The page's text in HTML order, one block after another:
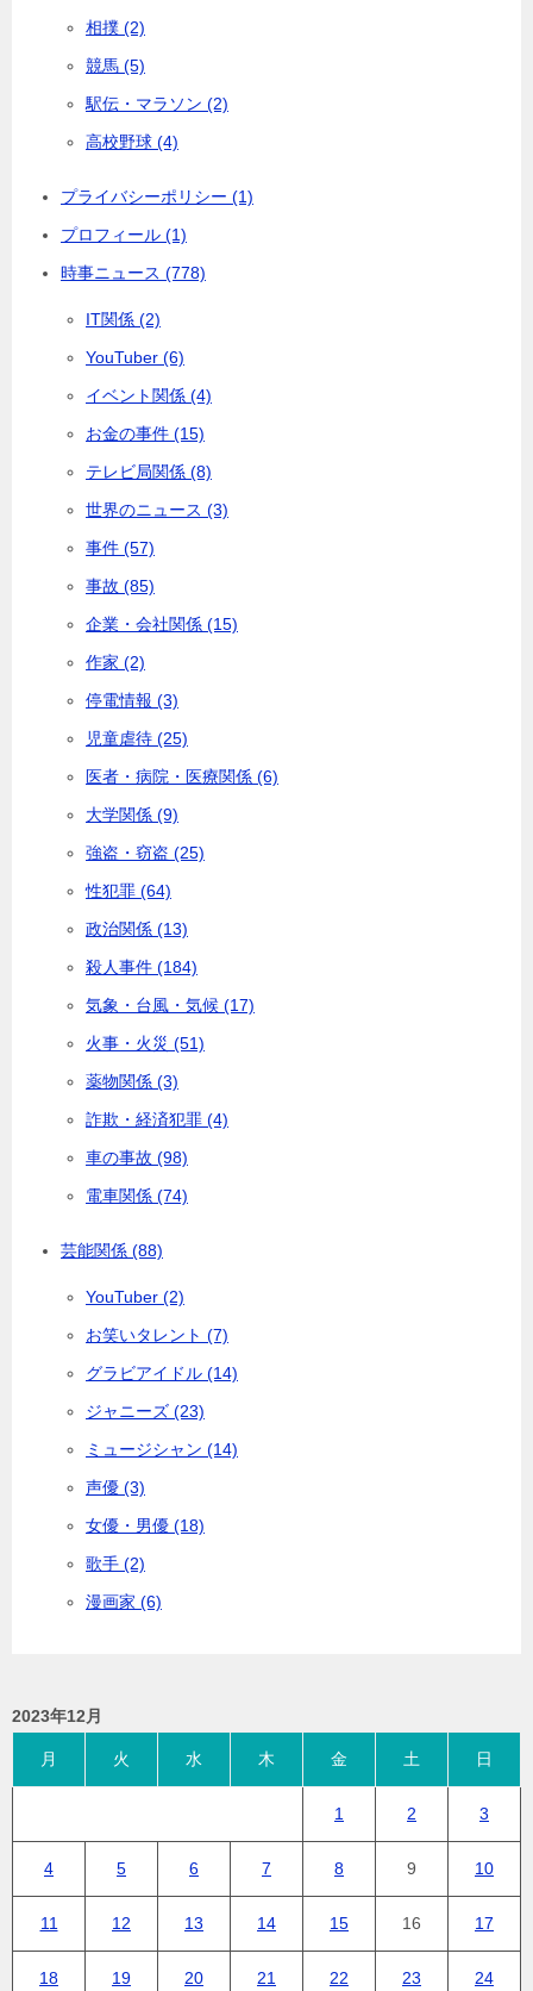
相撲 (2)
競馬 (5)
駅伝・マラソン (2)
高校野球 (4)
プライバシーポリシー (1)
プロフィール (1)
時事ニュース (778)
IT関係 (2)
YouTuber (6)
イベント関係 (4)
お金の事件 (15)
テレビ局関係 (8)
世界のニュース (3)
事件 (57)
事故 (85)
企業・会社関係 (15)
作家 (2)
停電情報 (3)
児童虐待 (25)
医者・病院・医療関係 (6)
大学関係 (9)
強盗・窃盗 (25)
性犯罪 (64)
政治関係 (13)
殺人事件 (184)
気象・台風・気候 (17)
火事・火災 (51)
薬物関係 (3)
詐欺・経済犯罪 (4)
車の事故 (98)
電車関係 (74)
芸能関係 (88)
YouTuber (2)
お笑いタレント (7)
グラビアイドル (14)
ジャニーズ (23)
ミュージシャン (14)
声優 (3)
女優・男優 (18)
歌手 (2)
漫画家 (6)
2023年12月
月 火 水 木 金 土 日
1 2 3
4 5 6 7 8 9 10
11 12 13 14 15 16 17
18 19 20 21 22 23 24